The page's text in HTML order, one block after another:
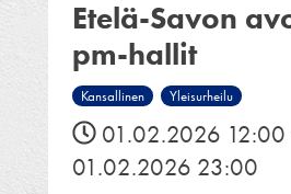
Etelä-Savon
pm-hallit
Kansallinen Yleisurheilu
01.02.2026 12:00
01.02.2026 23:00